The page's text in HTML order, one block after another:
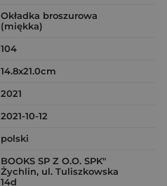
Okładka broszurowa
(miękka)
104
14.8x21.0cm
2021
2021-10-12
polski
BOOKS SP Z O.O. SPK"
Żychlin, ul. Tuliszkowska
14d